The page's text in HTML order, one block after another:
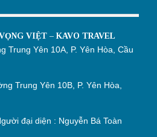
VIỆT – KAVO TRAVEL
Trung Yên 10A, P. Yên Hòa, Cầu
Trung Yên 10B, P. Yên Hòa,
đại diện : Nguyễn Bá Toàn